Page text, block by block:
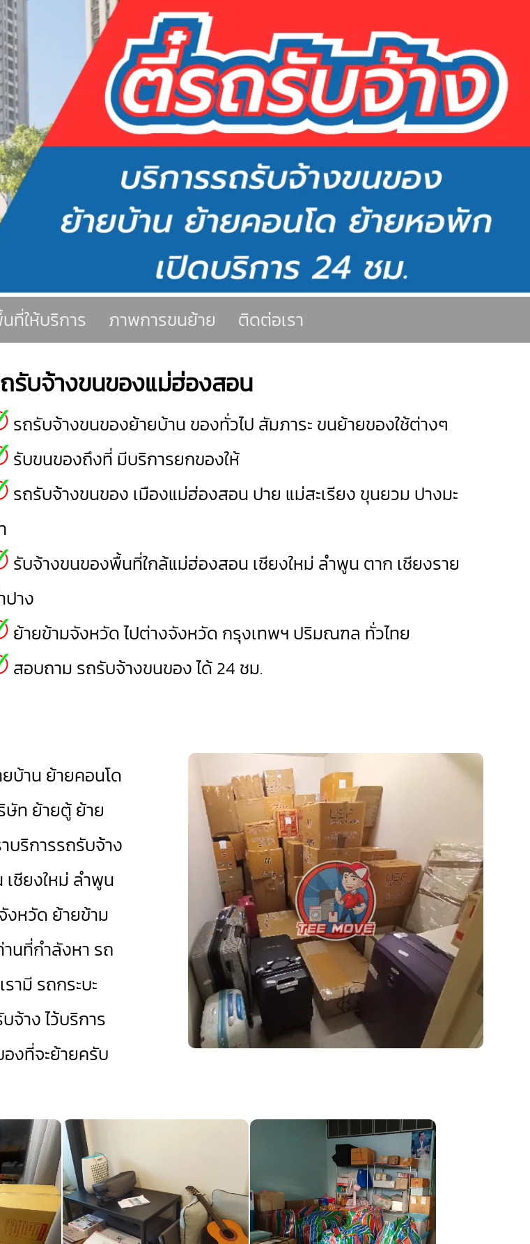
ที่ให้บริการ ภาพการขนย้าย ติดต่อเรา
รับจ้างขนของแม่ฮ่องสอน
รถรับจ้างขนของย้ายบ้าน ของทั่วไป สัมภาระ ขนย้ายของใช้ต่างๆ
รับขนของถึงที่ มีบริการยกของให้
รถรับจ้างขนของ เมืองแม่ฮ่องสอน ปาย แม่สะเรียง ขุนยวม ปางมะ
รับจ้างขนของพื้นที่ใกล้แม่ฮ่องสอน เชียงใหม่ ลำพูน ตาก เชียงราย
ปาง
ย้ายข้ามจังหวัด ไปต่างจังหวัด กรุงเทพฯ ปริมณฑล ทั่วไทย
สอบถาม รถรับจ้างขนของ ได้ 24 ชม.
บ้าน ย้ายคอนโด
ท ย้ายตู้ ย้าย
บริการรถรับจ้าง
เชียงใหม่ ลำพูน
งหวัด ย้ายข้าม
นที่กำลังหา รถ
ามี รถกระบะ
จ้างไว้บริการ
งที่จะย้ายครับ